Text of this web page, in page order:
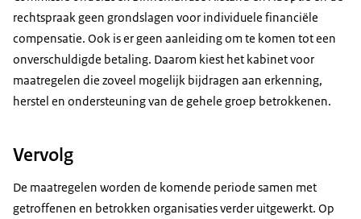
rechtspraak geen grondslagen voor individuele financiële
compensatie. Ook is er geen aanleiding om te komen tot een
onverschuldigde betaling. Daarom kiest het kabinet voor
maatregelen die zoveel mogelijk bijdragen aan erkenning,
herstel en ondersteuning van de gehele groep betrokkenen.
Vervolg
De maatregelen worden de komende periode samen met
getroffenen en betrokken organisaties verder uitgewerkt. Op